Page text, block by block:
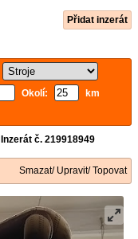
Přidat inzerát
Okolí:
km
Inzerát č. 219918949
Smazat/ Upravit/ Topovat